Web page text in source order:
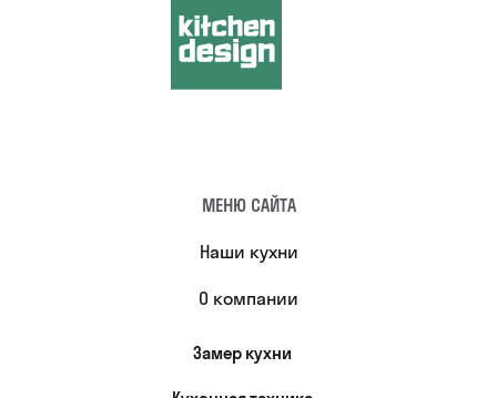
МЕНЮ САЙТА
Наши кухни
О компании
Замер кухни